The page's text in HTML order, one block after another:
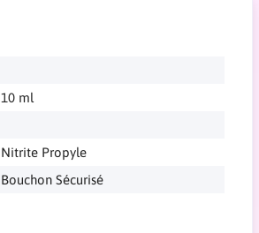
10 ml
Nitrite Propyle
Bouchon Sécurisé